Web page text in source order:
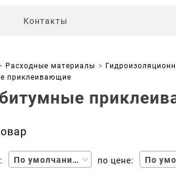
Контакты
Расходные материалы
приклеивающие
По умолчанию по цене: По